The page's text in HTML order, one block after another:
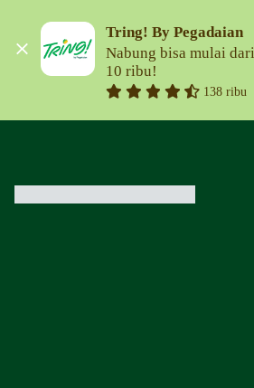
Tring! By Pegadaian
Nabung bisa mulai dari
10 ribu!
138 ribu